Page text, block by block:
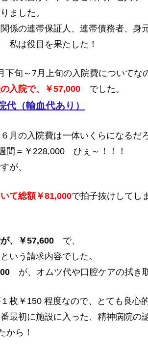
ました。
係の連帯保証人、連帯債務者、身
私は役目を果たした！
下旬～7月上旬の入院費についてな
入院で、￥57,000 でした。
代（輸血代あり）
月の入院費は一体いくらになるだ
間＝￥228,000 ひぇ～！！！
が、
て総額￥81,000で拍子抜けしてし
、￥57,600 で、
いう請求内容でした。
が、オムツ代や口腔ケアの拭き
枚￥150 程度なので、とても良心
最初に施設に入った、精神病院の
ら！